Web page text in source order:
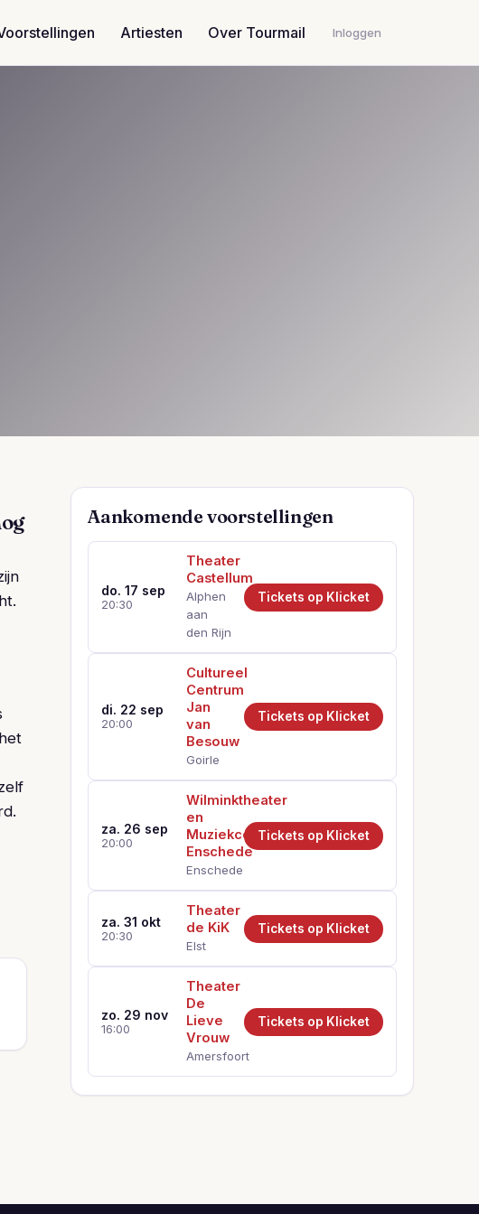
Artiesten Over Tourmail Inloggen
Aankomende voorstellingen
do. 17 sep
20:30
Theater
Castellum
Alphen
aan
den Rijn
Tickets op Klicket
di. 22 sep
20:00
Cultureel
Centrum
Jan
van
Besouw
Goirle
Tickets op Klicket
za. 26 sep
20:00
Wilminktheater
en
Muziekcentrum
Enschede
Enschede
Tickets op Klicket
za. 31 okt
20:30
Theater
de KiK
Elst
Tickets op Klicket
zo. 29 nov
16:00
Theater
De
Lieve
Vrouw
Amersfoort
Tickets op Klicket